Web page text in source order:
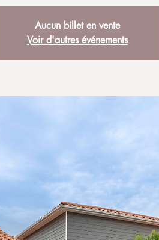
Aucun billet en vente
Voir d'autres événements